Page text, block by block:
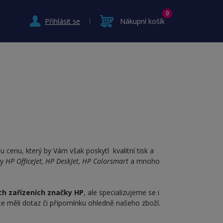
Přihlásit se Nákupní košík
0
který by Vám však poskytl kvalitní tisk a
HP OfficeJet, HP DeskJet, HP Colorsmart a mnoho
zařízeních značky HP, ale specializujeme se i
měli dotaz či připomínku ohledně našeho zboží.